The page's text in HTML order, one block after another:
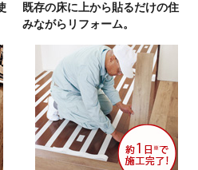
既存の床に上から貼るだけの住
みながらリフォーム。